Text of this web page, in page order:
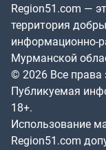
Region51.com —
территория
информационно-
Мурманской
© 2026 Все
Публикуемая
18+.
Использование
Region51.com